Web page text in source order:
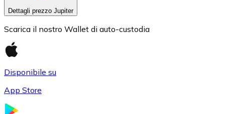
Dettagli prezzo Jupiter
Scarica il nostro Wallet di auto-custodia
Disponibile su
App Store